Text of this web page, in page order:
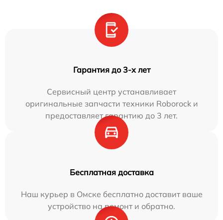
Гарантия до 3-х лет
Сервисный центр устанавливает
оригинальные запчасти техники Roborock и
предоставляет гарантию до 3 лет.
Бесплатная доставка
Наш курьер в Омске бесплатно доставит ваше
устройство на ремонт и обратно.